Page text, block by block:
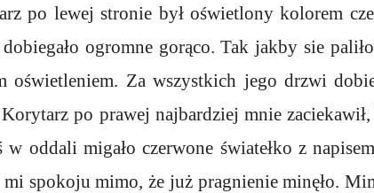
po lewej stronie był oświetlony kolorem
ogromne gorąco. Tak jakby sie
oświetleniem. Za wszystkich jego drzwi
po prawej najbardziej mnie
w oddali migało czerwone światełko z
mi spokoju mimo, że już pragnienie minęło.